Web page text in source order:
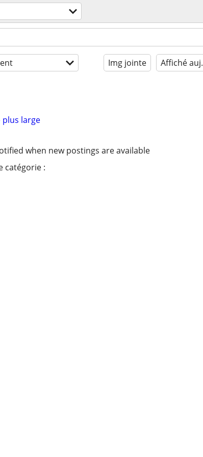
Img jointe Affiché auj.
plus large
when new postings are available
catégorie :